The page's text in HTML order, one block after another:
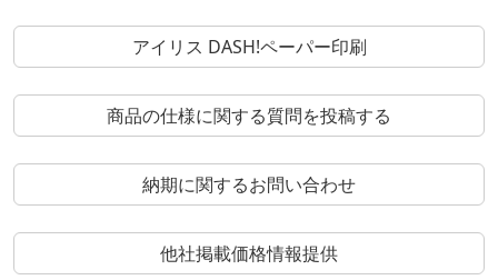
アイリス DASH!ペーパー印刷
商品の仕様に関する質問を投稿する
納期に関するお問い合わせ
他社掲載価格情報提供